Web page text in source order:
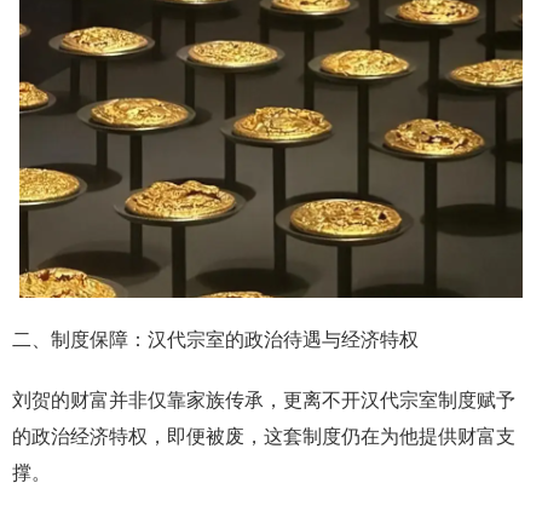
二、制度保障：汉代宗室的政治待遇与经济特权
刘贺的财富并非仅靠家族传承，更离不开汉代宗室制度赋予
的政治经济特权，即便被废，这套制度仍在为他提供财富支
撑。